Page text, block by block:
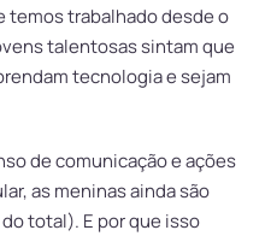
temos trabalhado desde o
talentosas sintam que
tecnologia e sejam
de comunicação e ações
as meninas ainda são
total). E por que isso